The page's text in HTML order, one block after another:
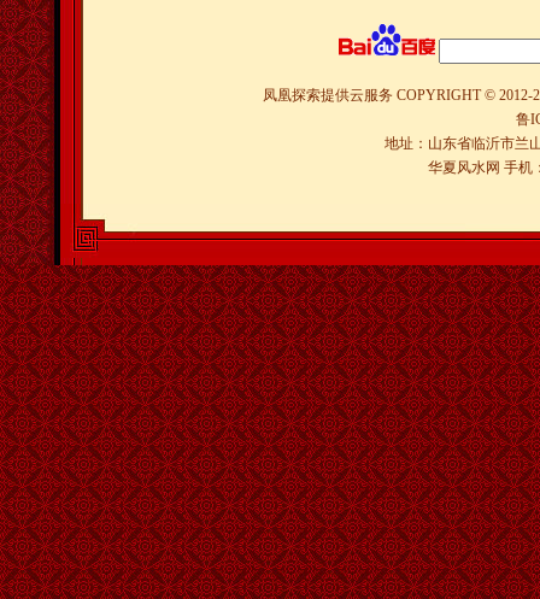
凤凰探索提供云服务 COPYRIGHT © 2012-
鲁
地址：山东省临沂市兰
华夏风水网 手机